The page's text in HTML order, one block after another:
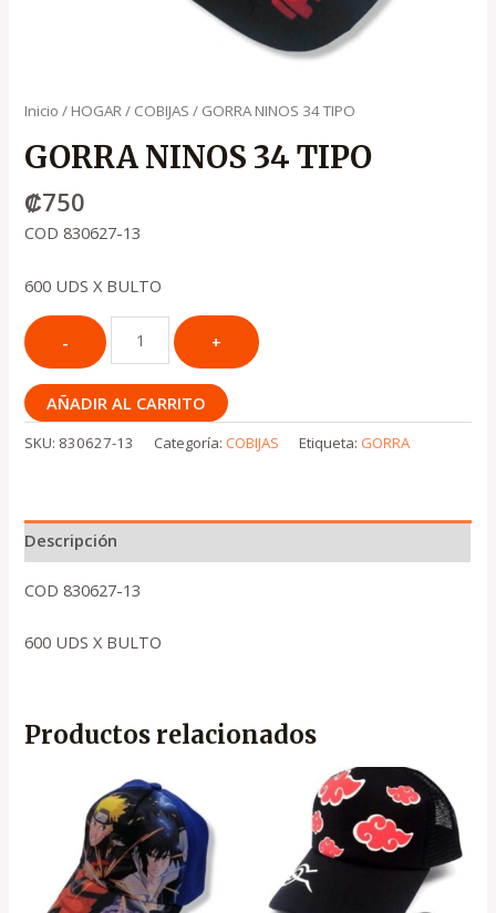
Inicio / HOGAR/ COBIJAS / GORRA NINOS 34 TIPO
GORRA NINOS 34 TIPO
₡750
COD 830627-13
600 UDS X BULTO
AÑADIR AL CARRITO
SKU: 830627-13 Categoría:COBIJAS Etiqueta: GORRA
Descripción
COD 830627-13
600 UDS X BULTO
Productos relacionados